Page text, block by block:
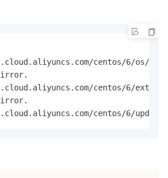
centos/6/os/
centos/6/extras/
centos/6/updates/